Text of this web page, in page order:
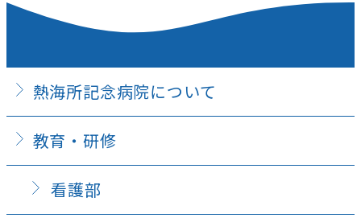
熱海所記念病院について
教育・研修
看護部